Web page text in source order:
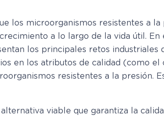
los microorganismos resistentes a la
a lo largo de la vida útil. En
los principales retos industriales
en los atributos de calidad (como
resistentes a la presión.
alternativa viable que garantiza la